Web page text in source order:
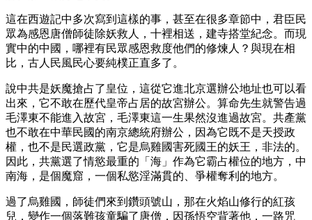
這在西遊記中多次寫到這樣的事，甚至在很多章節中，君臣民
眾為感恩唐僧師徒除妖救人，十裡相送，建寺搭堂紀念。而現
實中的中國，哪裡有民眾感恩救度他們的修煉人？與現在相
比，古人民風民心要純樸正直多了。
說中共是妖魔搶占了皇位，這從它進北京選辦公地址也可以看
出來，它不敢在歷代皇帝占居的故宮辦公。算命先生就警告過
毛澤東不能進入故宮，毛澤東這一生果然沒進過故宮。共產黨
也不敢在中華民國的南京總統府辦公，因為它既不是天授政
權，也不是民選政黨，它是烏雞國害死國王的妖王，非法的。
因此，共黨選了情慾最重的「海」作為它霸占權位的地方，中
南海，是個魔窟，一個私慾淫滿貫的、爭權奪利的地方。
過了烏雞國，師徒們來到鑽頭號山，那在火焰山修行的紅孩
兒，變作一個落難孩童騙了唐僧，因孫悟空背著他，一路咒